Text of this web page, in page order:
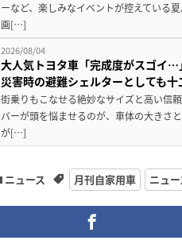
ーなど、楽しみなイベントが控えている
画[…]
2026/08/04
大人気トヨタ車「完成度がスゴイ…
災害時の避難シェルターとしても十
街乗りもこなせる絶妙なサイズと高い信
バーが頭を悩ませるのが、車体の大きさ
が[…]
ニュース 月刊自家用車 ニュー